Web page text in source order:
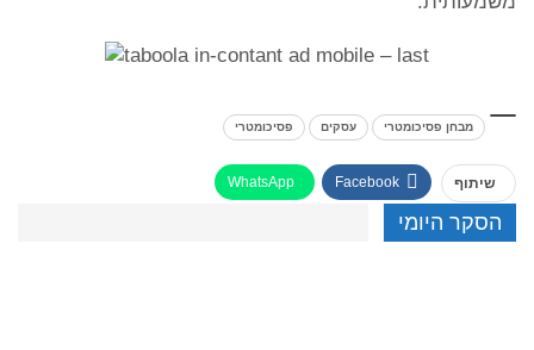
מבחן פסיכומטרי עסקים פסיכומטרי
שיתוף Facebook
WhatsApp
הסקר היומי